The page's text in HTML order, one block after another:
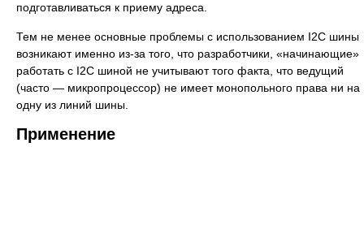
подготавливаться к приему адреса.
Тем не менее основные проблемы с использованием I2C шины
возникают именно из-за того, что разработчики, «начинающие»
работать с I2C шиной не учитывают того факта, что ведущий
(часто — микропроцессор) не имеет монопольного права ни на
одну из линий шины.
Применение